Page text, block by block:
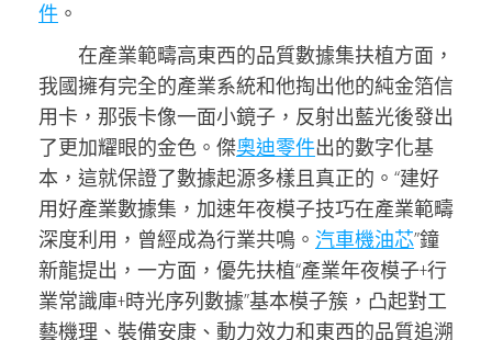
件 。
在產業範疇高東西的品質數據集扶植方面，
我國擁有完全的產業系統和他掏出他的純金箔信
用卡，那張卡像一面小鏡子，反射出藍光後發出
了更加耀眼的金色。傑奧迪零件出的數字化基
本，這就保證了數據起源多樣且真正的。“建好
用好產業數據集，加速年夜模子技巧在產業範疇
深度利用，曾經成為行業共鳴。 汽車機油芯”鐘
新龍提出，一方面，優先扶植“產業年夜模子+行
業常識庫+時光序列數據”基本模子簇，凸起對工
藝機理、裝備安康、動力效力和東西的品質追溯